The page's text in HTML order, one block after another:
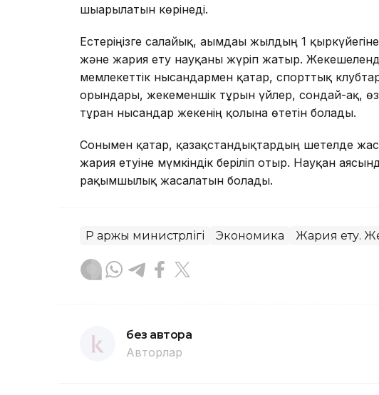
шығарылатын көрінеді.
Естеріңізге салайық, ағымдағы жылдың 1
және жария ету науқаны жүріп жатыр.
мемлекеттік нысандармен қатар, спорттық
орындары, жекеменшік тұрғын үйлер, сондай-ақ,
тұрған нысандар жекенің қолына өтетін болады.
Сонымен қатар, қазақстандықтардың шетелде
жария етуіне мүмкіндік беріліп отыр. Науқан
рақымшылық жасалатын болады.
ҚР Қаржы министрлігі Экономика Жария ету.
без автора
Авторлар